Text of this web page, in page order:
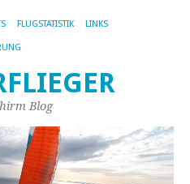
FLUGSTATISTIK LINKS
Blog